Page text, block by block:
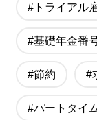
#トライアル
#基礎年金番
#節約 #
#パートタイ